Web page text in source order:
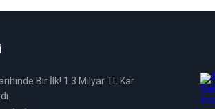
Bir İlk! 1.3 Milyar TL Kar